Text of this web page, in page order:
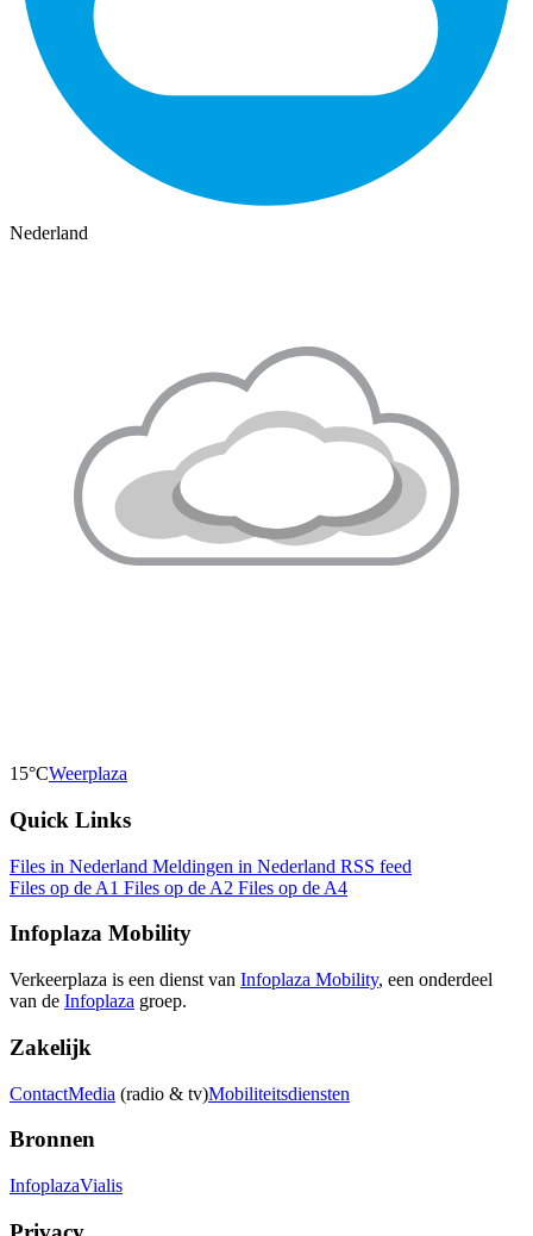
Nederland
15°CWeerplaza
Quick Links
Files in Nederland Meldingen in Nederland RSS feed
Files op de A1 Files op de A2 Files op de A4
Infoplaza Mobility
Verkeerplaza is een dienst van Infoplaza Mobility, een onderdeel
van de Infoplaza groep.
Zakelijk
ContactMedia (radio & tv)Mobiliteitsdiensten
Bronnen
InfoplazaVialis